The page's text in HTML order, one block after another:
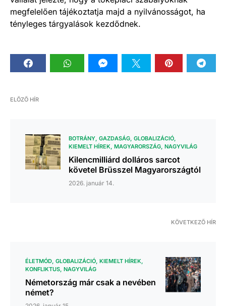
megfelelően tájékoztatja majd a nyilvánosságot, ha
tényleges tárgyalások kezdődnek.
ELŐZŐ HÍR
BOTRÁNY GAZDASÁG GLOBALIZÁCIÓ
KIEMELT HÍREK MAGYARORSZÁG NAGYVILÁG
Kilencmilliárd dolláros sarcot
követel Brüsszel Magyarországtól
2026. január 14.
KÖVETKEZŐ HÍR
ÉLETMÓD GLOBALIZÁCIÓ KIEMELT HÍREK
KONFLIKTUS NAGYVILÁG
Németország már csak a nevében
német?